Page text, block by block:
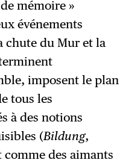
mémoire »
événements
chute du Mur et la
imposent le plan
tous les
à des notions
(Bildung,
des aimants